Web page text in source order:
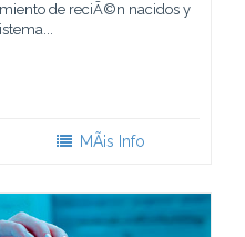
de reciÃ©n nacidos y
MÃ¡s Info